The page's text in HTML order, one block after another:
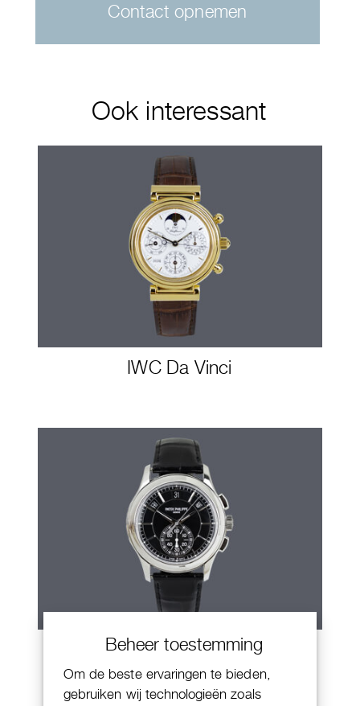
Beheer toestemming
Om de beste ervaringen te bieden,
gebruiken wij technologieën zoals
Contact opnemen
Ook interessant
IWC Da Vinci
Patek Philippe Annual Calendar
Chornograaf